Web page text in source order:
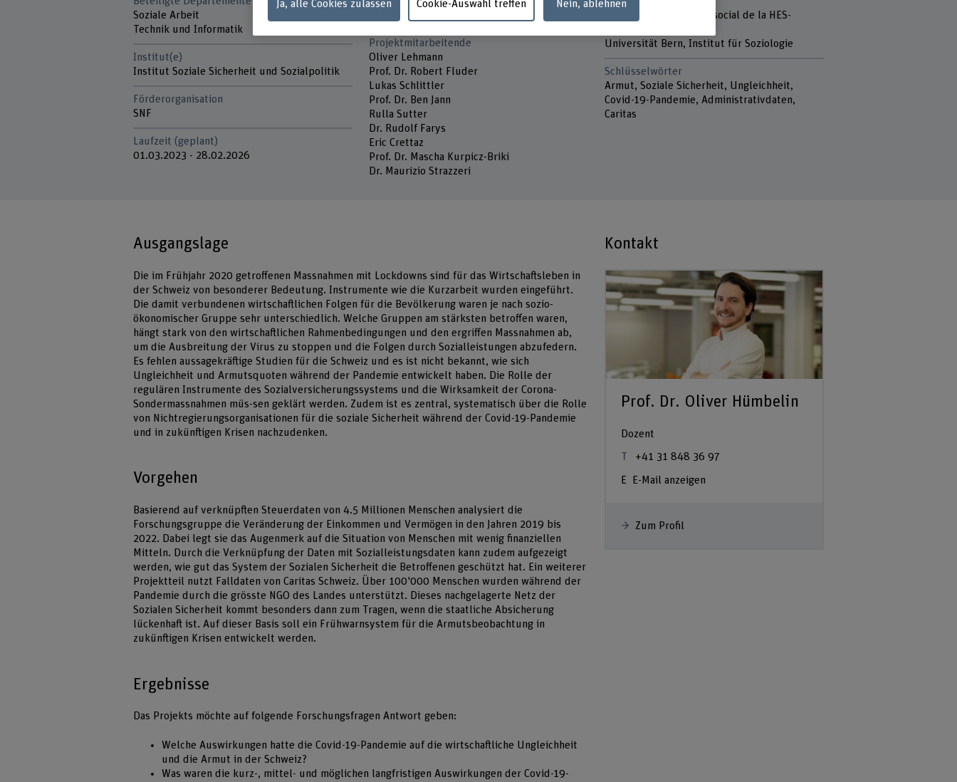
Soziale Arbeit
Technik und Informatik
Institut(e)
Institut Soziale Sicherheit und Sozialpolitik
Förderorganisation
SNF
Laufzeit (geplant)
01.03.2023 - 28.02.2026
Projektmitarbeitende
Oliver Lehmann
Prof. Dr. Robert Fluder
Lukas Schlittler
Prof. Dr. Ben Jann
Rulla Sutter
Dr. Rudolf Farys
Eric Crettaz
Prof. Dr. Mascha Kurpicz-Briki
Dr. Maurizio Strazzeri
Haute école de travail social de la HES-
Universität Bern, Institut für Soziologie
Schlüsselwörter
Armut, Soziale Sicherheit, Ungleichheit,
Covid-19-Pandemie, Administrativdaten,
Caritas
Ausgangslage
Die im Frühjahr 2020 getroffenen Massnahmen mit Lockdowns sind für das Wirtschaftsleben in
der Schweiz von besonderer Bedeutung. Instrumente wie die Kurzarbeit wurden eingeführt.
Die damit verbundenen wirtschaftlichen Folgen für die Bevölkerung waren je nach sozio-
ökonomischer Gruppe sehr unterschiedlich. Welche Gruppen am stärksten betroffen waren,
hängt stark von den wirtschaftlichen Rahmenbedingungen und den ergriffen Massnahmen ab,
um die Ausbreitung der Virus zu stoppen und die Folgen durch Sozialleistungen abzufedern.
Es fehlen aussagekräftige Studien für die Schweiz und es ist nicht bekannt, wie sich
Ungleichheit und Armutsquoten während der Pandemie entwickelt haben. Die Rolle der
regulären Instrumente des Sozialversicherungssystems und die Wirksamkeit der Corona-
Sondermassnahmen müs-sen geklärt werden. Zudem ist es zentral, systematisch über die Rolle
von Nichtregierungsorganisationen für die soziale Sicherheit während der Covid-19-Pandemie
und in zukünftigen Krisen nachzudenken.
Vorgehen
Basierend auf verknüpften Steuerdaten von 4.5 Millionen Menschen analysiert die
Forschungsgruppe die Veränderung der Einkommen und Vermögen in den Jahren 2019 bis
2022. Dabei legt sie das Augenmerk auf die Situation von Menschen mit wenig finanziellen
Mitteln. Durch die Verknüpfung der Daten mit Sozialleistungsdaten kann zudem aufgezeigt
werden, wie gut das System der Sozialen Sicherheit die Betroffenen geschützt hat. Ein weiterer
Projektteil nutzt Falldaten von Caritas Schweiz. Über 100'000 Menschen wurden während der
Pandemie durch die grösste NGO des Landes unterstützt. Dieses nachgelagerte Netz der
Sozialen Sicherheit kommt besonders dann zum Tragen, wenn die staatliche Absicherung
lückenhaft ist. Auf dieser Basis soll ein Frühwarnsystem für die Armutsbeobachtung in
zukünftigen Krisen entwickelt werden.
Ergebnisse
Das Projekts möchte auf folgende Forschungsfragen Antwort geben:
Welche Auswirkungen hatte die Covid-19-Pandemie auf die wirtschaftliche Ungleichheit
und die Armut in der Schweiz?
Was waren die kurz-, mittel- und möglichen langfristigen Auswirkungen der Covid-19-
Kontakt
Prof. Dr. Oliver Hümbelin
Dozent
+41 31 848 36 97
E-Mail anzeigen
Zum Profil
Ja, alle Cookies zulassen Cookie-Auswahl treffen Nein, ablehnen